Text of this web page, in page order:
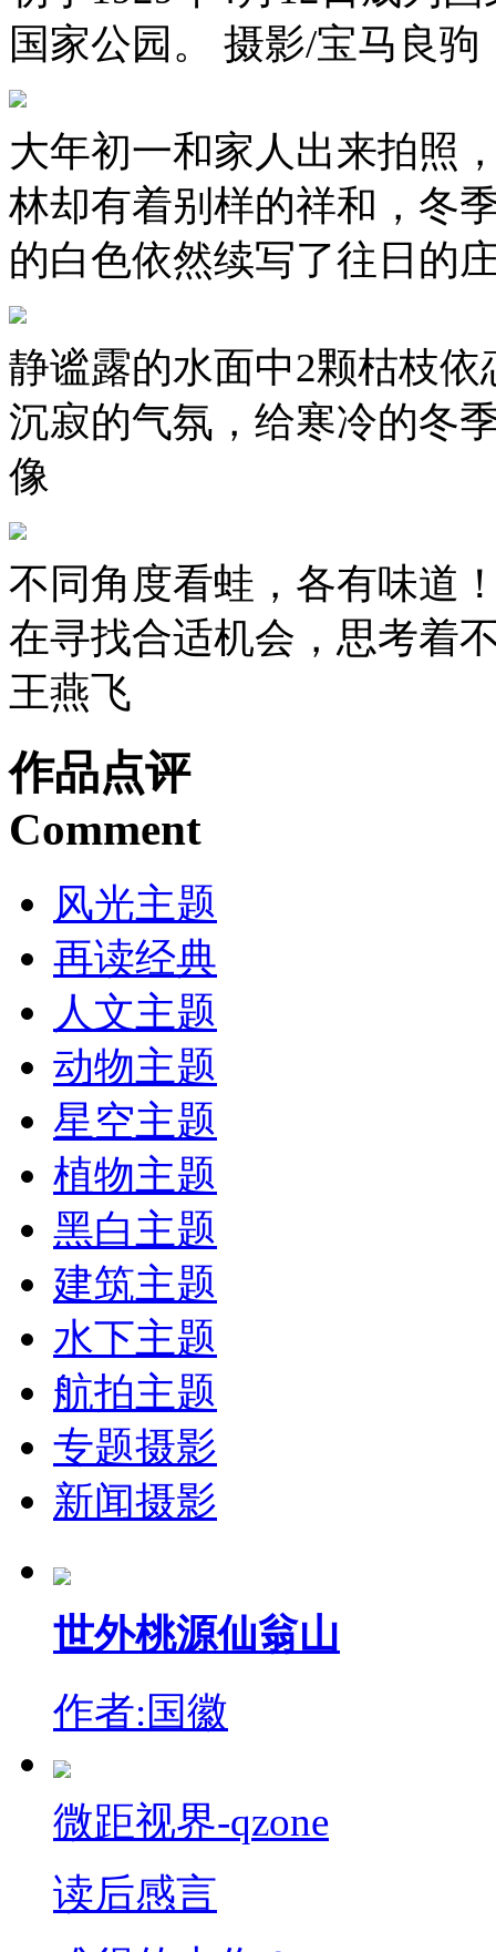
国家公园。 摄影/宝马良驹
大年初一和家人出来拍照
林却有着别样的祥和，冬
的白色依然续写了往日的
静谧露的水面中2颗枯枝
沉寂的气氛，给寒冷的冬
像
不同角度看蛙，各有味道
在寻找合适机会，思考着
王燕飞
作品点评
Comment
风光主题
再读经典
人文主题
动物主题
星空主题
植物主题
黑白主题
建筑主题
水下主题
航拍主题
专题摄影
新闻摄影
世外桃源仙翁山
作者:国徽
微距视界-qzone
读后感言